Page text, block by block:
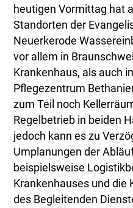
heutigen Vormittag hat
Standorten der
Neuerkerode
vor allem in
Krankenhaus, als auch
Pflegezentrum
zum Teil noch
Regelbetrieb in beiden
jedoch kann es zu
Umplanungen der
beispielsweise
Krankenhauses und die
des Begleitenden